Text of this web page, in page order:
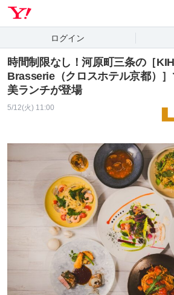
ログイン
時間制限なし！河原町三条の［
Brasserie（クロスホテル京都）
美ランチが登場
5/12(火) 11:00